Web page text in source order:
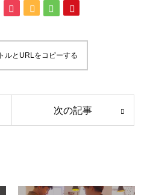
ルとURLをコピーする
次の記事